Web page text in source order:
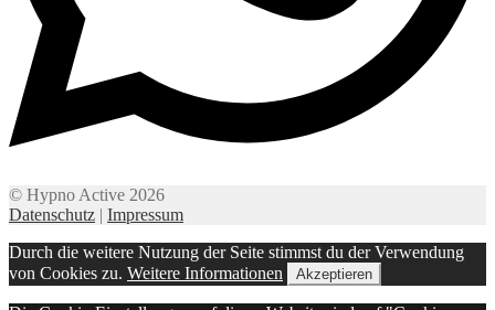
© Hypno Active 2026
Datenschutz | Impressum
Durch die weitere Nutzung der Seite stimmst du der Verwendung
von Cookies zu. Weitere Informationen Akzeptieren